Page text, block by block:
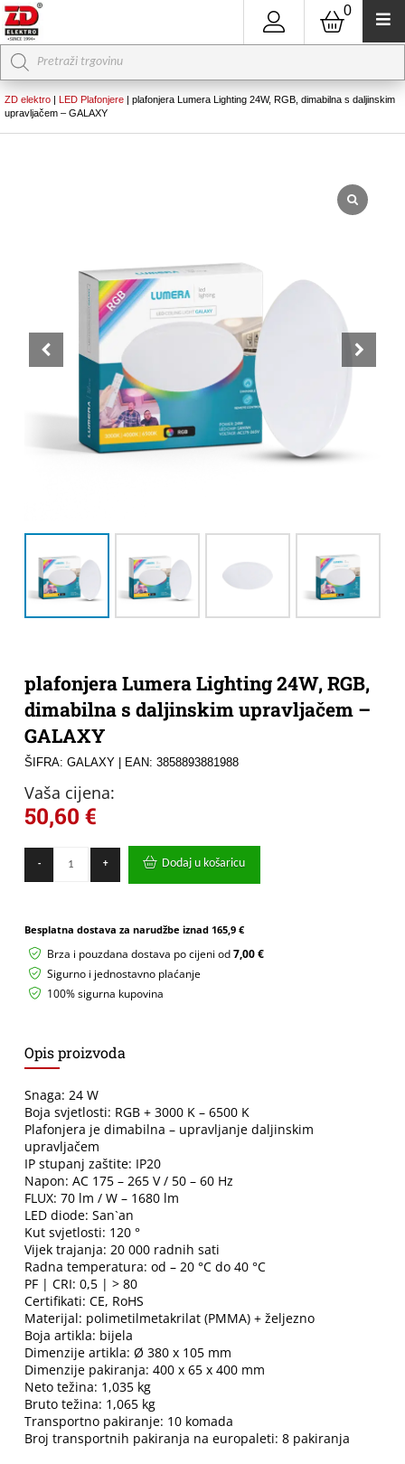
0
Products
search
ZD elektro | LED Plafonjere | plafonjera Lumera Lighting 24W, RGB, dimabilna s daljinskim
upravljačem – GALAXY
plafonjera Lumera Lighting 24W, RGB,
dimabilna s daljinskim upravljačem –
GALAXY
ŠIFRA: GALAXY| EAN: 3858893881988
Vaša cijena:
50,60 €
-
Lumera
Lighting
dimabilna
daljinskim
upravljačem
-
+ Dodaj u košaricu
Besplatna dostava za narudžbe iznad 165,9 €
Brza i pouzdana dostava po cijeni od7,00 €
Sigurno i jednostavno plaćanje
100% sigurna kupovina
Opis proizvoda
Snaga: 24 W
Boja svjetlosti: RGB + 3000 K – 6500 K
Plafonjera je dimabilna – upravljanje daljinskim
upravljačem
IP stupanj zaštite: IP20
Napon: AC 175 – 265 V / 50 – 60 Hz
FLUX: 70 lm / W – 1680 lm
LED diode: San`an
Kut svjetlosti: 120 °
Vijek trajanja: 20 000 radnih sati
Radna temperatura: od – 20 °C do 40 °C
PF | CRI: 0,5 | > 80
Certifikati: CE, RoHS
Materijal: polimetilmetakrilat (PMMA) + željezno
Boja artikla: bijela
Dimenzije artikla: Ø 380 x 105 mm
Dimenzije pakiranja: 400 x 65 x 400 mm
Neto težina: 1,035 kg
Bruto težina: 1,065 kg
Transportno pakiranje: 10 komada
Broj transportnih pakiranja na europaleti: 8 pakiranja